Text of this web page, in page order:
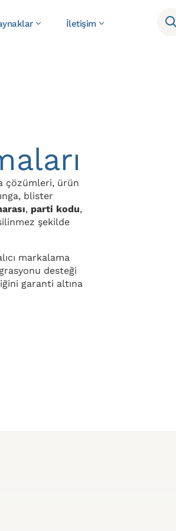
İletişim
çözümleri, ürün
blister
, parti kodu,
şekilde
markalama
desteği
garanti altına